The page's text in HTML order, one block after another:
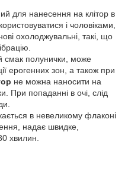
для нанесення на клітор в
і чоловіками,
охолоджувальні, такі, що
смак полунички, може
ерогенних зон, а також при
не можна наносити на
При попаданні в очі, слід
в невеликому флаконі
надає швидке,
хвилин.